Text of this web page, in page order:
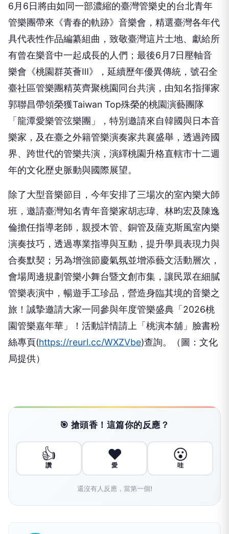
6月6日將由如同一部濃縮的臺灣管樂史的台北青年
管樂團帶來《青春的軌跡》音樂會，精選臺灣各年代
具代表性作品編纂組曲，致敬臺灣這片土地、獻給所
有曾在樂音中一起成長的人們；最後6月7日壓軸音
樂會《桃園群英薈Ⅲ》，延續歷年優異傳統，號召全
臺社區管樂團精英齊聚桃園同台共演，由知名指揮家
郭聯昌帶領榮獲Taiwan Top殊榮的桃園演藝團隊
「龍潭愛樂管弦樂團」，特別邀請來自韓國與日本音
樂家，及在臺之外籍管樂演奏家共襄盛舉，透過跨國
界、跨世代的管樂共演，演繹桃園升格直轄市十二週
年的文化歷史脈動與國際展望。
除了大型音樂節目，今年安排了三場次的室內樂大師
班，邀請臺灣知名青年音樂家胡志瑋、林昀宏及陳逸
倫擔任指導老師，親授木管、銅管及薩克斯風室內樂
演奏技巧，透過專業指導與互動，提升學員表現力與
合奏默契；另為增強節慶氣氛並增添藝文活動層次，
會場周邊規劃管樂小舞台暨文創市集，讓民眾在細膩
管樂表演中，暢遊手工珍品，營造身臨其境的音樂之
旅！誠摯邀請大家一同參與年度管樂盛典「2026桃
園管樂嘉年華」！活動詳情請上「桃演本舖」臉書粉
絲專頁(https://reurl.cc/WXZVbe)查詢。（圖：文化
局提供）
🎯 搶頭香！這篇你的反應？
👍
讚
❤️
愛
😮
哇
還沒有人反應，當第一個!